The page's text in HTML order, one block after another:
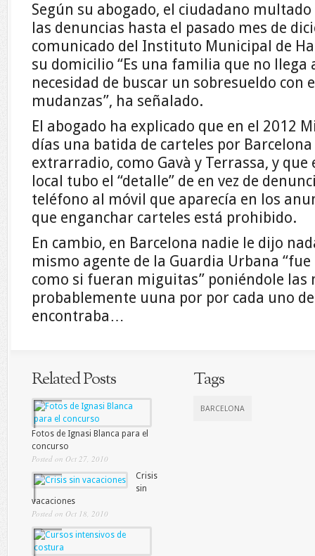
Según su abogado, el ciudadano
las denuncias hasta el pasado mes de
comunicado del Instituto Municipal de
su domicilio “Es una familia que no llega
necesidad de buscar un sobresueldo con
mudanzas”, ha señalado.
El abogado ha explicado que en el 2012
días una batida de carteles por
extrarradio, como Gavà y Terrassa, y que
local tubo el “detalle” de en vez de
teléfono al móvil que aparecía en los
que enganchar carteles está prohibido.
En cambio, en Barcelona nadie le dijo
mismo agente de la Guardia Urbana
como si fueran miguitas” poniéndole las
probablemente uuna por por cada uno
encontraba…
Related Posts
Fotos de Ignasi Blanca para el
concurso
Posted on Oct 27, 2010
Crisis
sin
vacaciones
Posted on Oct 18, 2010
Tags
BARCELONA